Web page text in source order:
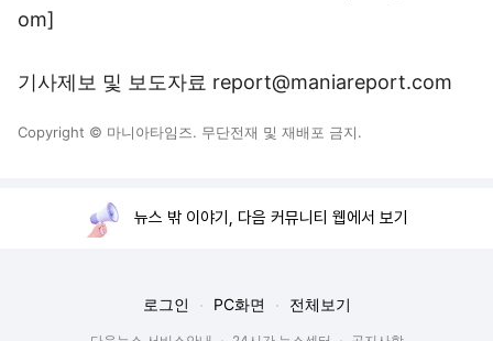
om]
기사제보 및 보도자료 report@maniareport.com
Copyright © 마니아타임즈. 무단전재 및 재배포 금지.
뉴스 밖 이야기, 다음 커뮤니티 웹에서 보기
로그인 PC화면 전체보기